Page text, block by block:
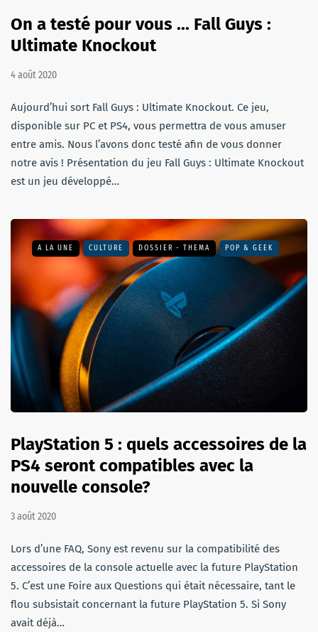
On a testé pour vous ... Fall Guys :
Ultimate Knockout
4 août 2020
Aujourd’hui sort Fall Guys : Ultimate Knockout. Ce jeu,
disponible sur PC et PS4, vous permettra de vous amuser
entre amis. Nous l’avons donc testé afin de vous donner
notre avis ! Présentation du jeu Fall Guys : Ultimate Knockout
est un jeu développé…
A LA UNE CULTURE DOSSIER - THEMA POP & GEEK
PlayStation 5 : quels accessoires de la
PS4 seront compatibles avec la
nouvelle console?
3 août 2020
Lors d’une FAQ, Sony est revenu sur la compatibilité des
accessoires de la console actuelle avec la future PlayStation
5. C’est une Foire aux Questions qui était nécessaire, tant le
flou subsistait concernant la future PlayStation 5. Si Sony
avait déjà…